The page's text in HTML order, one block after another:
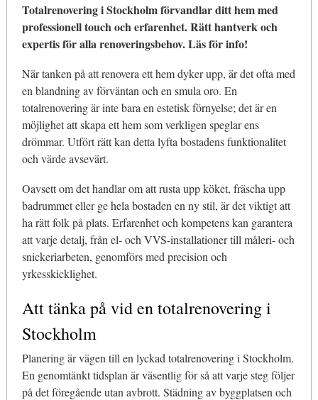
Totalrenovering i Stockholm förvandlar ditt hem med
professionell touch och erfarenhet. Rätt hantverk och
expertis för alla renoveringsbehov. Läs för info!
När tanken på att renovera ett hem dyker upp, är det ofta med
en blandning av förväntan och en smula oro. En
totalrenovering är inte bara en estetisk förnyelse; det är en
möjlighet att skapa ett hem som verkligen speglar ens
drömmar. Utfört rätt kan detta lyfta bostadens funktionalitet
och värde avsevärt.
Oavsett om det handlar om att rusta upp köket, fräscha upp
badrummet eller ge hela bostaden en ny stil, är det viktigt att
ha rätt folk på plats. Erfarenhet och kompetens kan garantera
att varje detalj, från el- och VVS-installationer till måleri- och
snickeriarbeten, genomförs med precision och
yrkesskicklighet.
Att tänka på vid en totalrenovering i
Stockholm
Planering är vägen till en lyckad totalrenovering i Stockholm.
En genomtänkt tidsplan är väsentlig för så att varje steg följer
på det föregående utan avbrott. Städning av byggplatsen och